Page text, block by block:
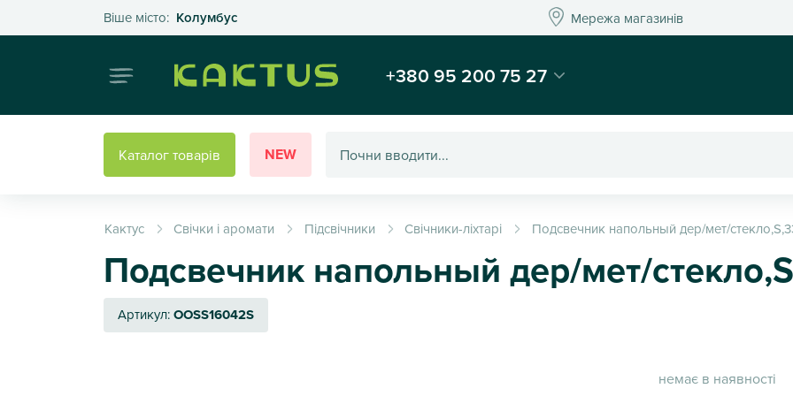
Віше місто: КолумбусОберіть своє місто Мережа магазинівМережа магазинів
Інтернет-магазин подарунків та декору - Kaktus
+380 95 200 75 27
Каталог товарів NEW
Кактус Свічки і аромати Підсвічники Свічники-ліхтарі Подсвечник напольный дер/мет/
Подсвечник напольный дер/мет/
Артикул:OOSS16042S
немає в наявності